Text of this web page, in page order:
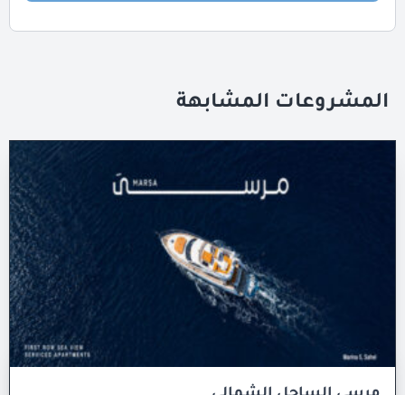
المشروعات المشابهة